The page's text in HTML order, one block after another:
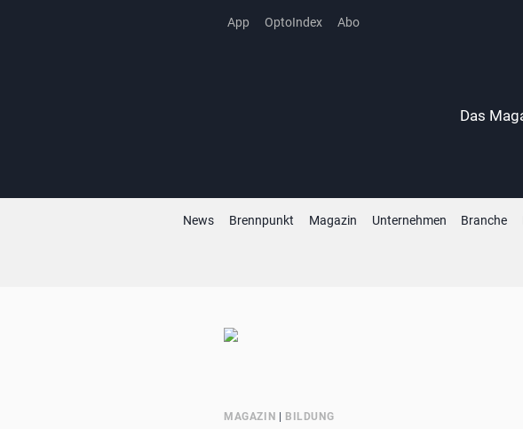
App OptoIndex Abo
Das
News Brennpunkt Magazin Unternehmen Branche
MAGAZIN BILDUNG